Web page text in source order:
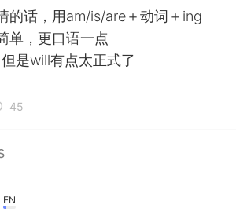
的话，用am/is/are＋动词＋ing
单，更口语一点
是will有点太正式了
45
EN